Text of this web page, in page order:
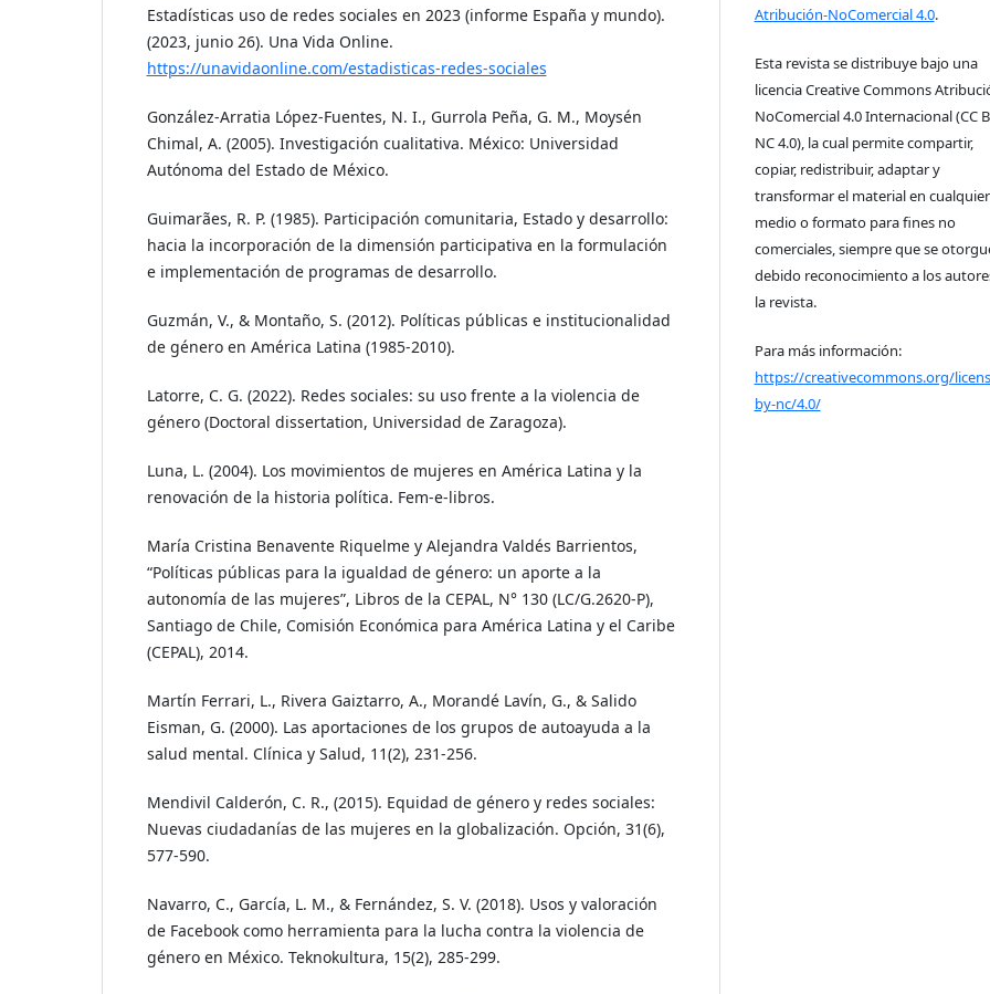
Estadísticas uso de redes sociales en 2023 (informe España y mundo).
(2023, junio 26). Una Vida Online.
https://unavidaonline.com/estadisticas-redes-sociales
González-Arratia López-Fuentes, N. I., Gurrola Peña, G. M., Moysén
Chimal, A. (2005). Investigación cualitativa. México: Universidad
Autónoma del Estado de México.
Guimarães, R. P. (1985). Participación comunitaria, Estado y desarrollo:
hacia la incorporación de la dimensión participativa en la formulación
e implementación de programas de desarrollo.
Guzmán, V., & Montaño, S. (2012). Políticas públicas e institucionalidad
de género en América Latina (1985-2010).
Latorre, C. G. (2022). Redes sociales: su uso frente a la violencia de
género (Doctoral dissertation, Universidad de Zaragoza).
Luna, L. (2004). Los movimientos de mujeres en América Latina y la
renovación de la historia política. Fem-e-libros.
María Cristina Benavente Riquelme y Alejandra Valdés Barrientos,
“Políticas públicas para la igualdad de género: un aporte a la
autonomía de las mujeres”, Libros de la CEPAL, N° 130 (LC/G.2620-P),
Santiago de Chile, Comisión Económica para América Latina y el Caribe
(CEPAL), 2014.
Martín Ferrari, L., Rivera Gaiztarro, A., Morandé Lavín, G., & Salido
Eisman, G. (2000). Las aportaciones de los grupos de autoayuda a la
salud mental. Clínica y Salud, 11(2), 231-256.
Mendivil Calderón, C. R., (2015). Equidad de género y redes sociales:
Nuevas ciudadanías de las mujeres en la globalización. Opción, 31(6),
577-590.
Navarro, C., García, L. M., & Fernández, S. V. (2018). Usos y valoración
de Facebook como herramienta para la lucha contra la violencia de
género en México. Teknokultura, 15(2), 285-299.
Atribución-NoComercial 4.0.
Esta revista se distribuye bajo una
licencia Creative Commons
NoComercial 4.0 Internacional (CC
NC 4.0), la cual permite compartir,
copiar, redistribuir, adaptar y
transformar el material en cualquier
medio o formato para fines no
comerciales, siempre que se
debido reconocimiento a los
la revista.
Para más información:
https://creativecommons.org/
by-nc/4.0/